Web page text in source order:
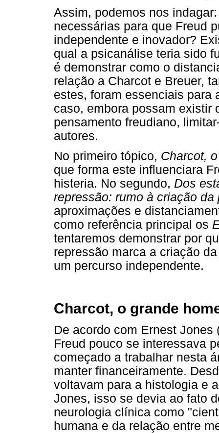
Assim, podemos nos
necessárias para que Freud
independente e inovador?
qual a psicanálise teria sido
é demonstrar como o
relação a Charcot e Breuer,
estes, foram essenciais para
caso, embora possam existir
pensamento freudiano,
autores.
No primeiro tópico, Charcot,
que forma este influenciara
histeria. No segundo, Dos
repressão: rumo à criação da
aproximações e
como referência principal os
tentaremos demonstrar por
repressão marca a criação
um percurso independente.
Charcot, o grande
De acordo com Ernest
Freud pouco se interessava
começado a trabalhar nesta
manter financeiramente.
voltavam para a histologia e
Jones, isso se devia ao fato
neurologia clínica como
humana e da relação entre